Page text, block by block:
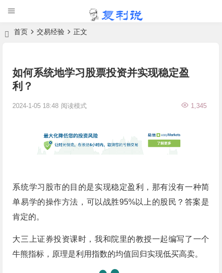
首页 交易经验 正文
如何系统地学习股票投资并实现稳定盈
利？
2024-1-05 18:48 1,345
阅读模式
系统学习股市的目的是实现稳定盈利，那有没有一种简
单易学的操作方法，可以战胜95%以上的股民？答案是
肯定的。
大三上证券投资课时，我和院里的教授一起编写了一个
牛熊指标，原理是利用指数的均值回归实现低买高卖。